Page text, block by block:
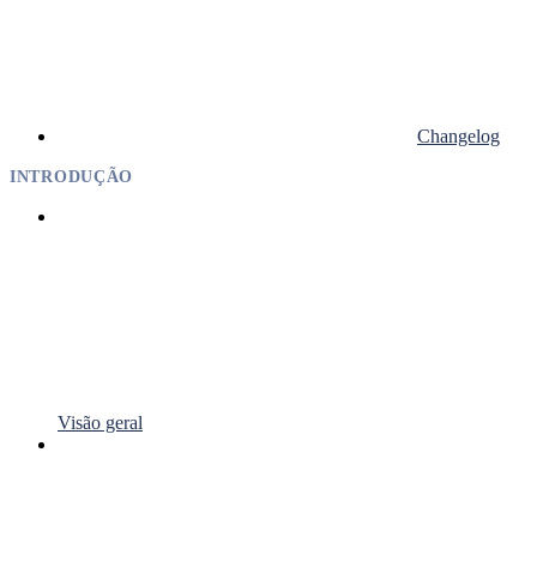
Changelog
INTRODUÇÃO
Visão geral